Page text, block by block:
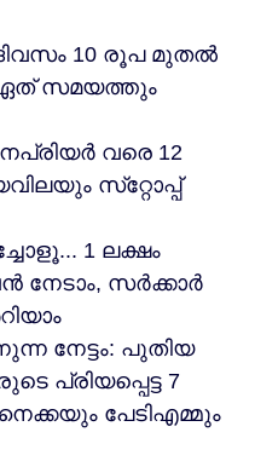
10 രൂപ മുതൽ
ഏത് സമയത്തും
വരെ 12
സ്‌റ്റോപ്പ്
1 ലക്ഷം
സര്‍ക്കാര്‍
നേട്ടം: പുതിയ
പ്രിയപ്പെട്ട 7
പേടിഎമ്മും